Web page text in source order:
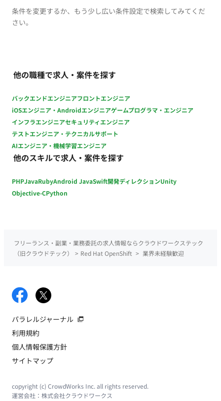
条件を変更するか、もう少し広い条件設定で検索してみてくだ
さい。
他の職種で求人・案件を探す
バックエンドエンジニアフロントエンジニア
iOSエンジニア・Androidエンジニアゲームプログラマ・エンジニア
インフラエンジニアセキュリティエンジニア
テストエンジニア・テクニカルサポート
AIエンジニア・機械学習エンジニア
他のスキルで求人・案件を探す
PHPJavaRubyAndroid JavaSwift開発ディレクションUnity
Objective-CPython
フリーランス・副業・業務委託の求人情報ならクラウドワークステック
（旧クラウドテック）
> Red Hat OpenShift > 業界未経験歓迎
パラレルジャーナル
利用規約
個人情報保護方針
サイトマップ
copyright (c) CrowdWorks Inc. all rights reserved.
運営会社： 株式会社クラウドワークス